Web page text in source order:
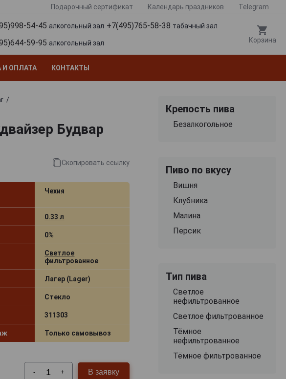
Подарочный сертификат Календарь праздников Telegram
54-45 алкогольный зал +7(495)765-58-38 табачный зал
59-95 алкогольный зал Корзина
И ОПЛАТА КОНТАКТЫ
Будвар
Скопировать ссылку
Чехия
0.33 л
0%
Светлое
фильтрованное
Лагер (Lager)
Стекло
311303
Только самовывоз
- + В заявку
Крепость пива
Безалкогольное
Пиво по вкусу
Вишня
Клубника
Малина
Персик
Тип пива
Светлое
нефильтрованное
Светлое фильтрованное
Тёмное
нефильтрованное
Тёмное фильтрованное